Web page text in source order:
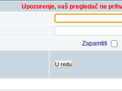
Upozorenje, vaš pregledač ne
Zapamtiti
U redu